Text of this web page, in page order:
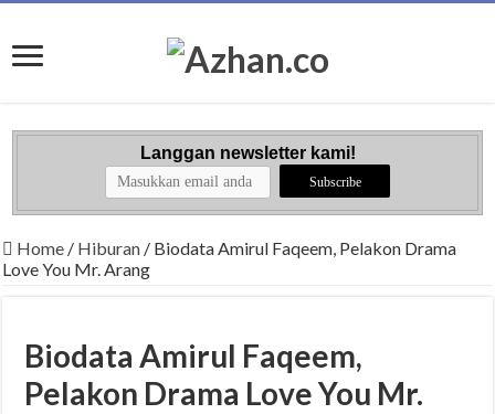
Langgan newsletter kami!
Home / Hiburan / Biodata Amirul Faqeem, Pelakon Drama
Love You Mr. Arang
Biodata Amirul Faqeem,
Pelakon Drama Love You Mr.